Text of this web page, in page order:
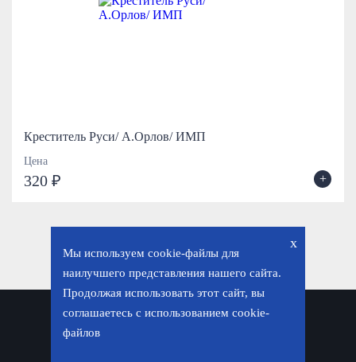
Креститель Руси/ А.Орлов/ ИМП
Цена
320 ₽ +
x
Мы используем cookie-файлы для
наилучшего представления нашего сайта.
Продолжая использовать этот сайт, вы
соглашаетесь с использованием cookie-
файлов